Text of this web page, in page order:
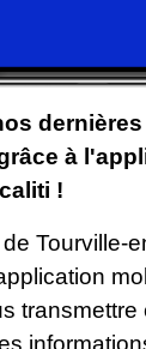
à
!
Tourville-
transmettre